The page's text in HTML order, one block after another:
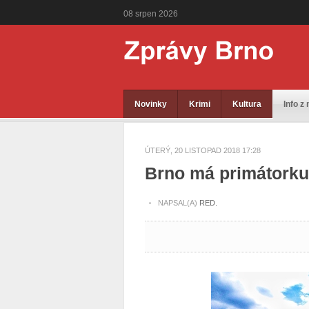
08 srpen 2026
Novinky Krimi Kultura Info z
ÚTERÝ, 20 LISTOPAD 2018 17:28
Brno má
NAPSAL(A) RED.